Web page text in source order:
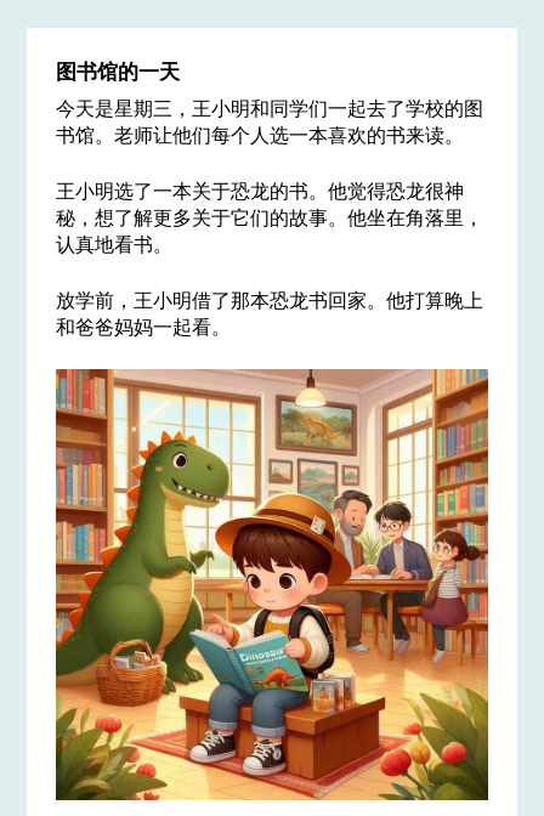
图书馆的一天
今天是星期三，王小明和同学们一起去了学校的图
书馆。老师让他们每个人选一本喜欢的书来读。
王小明选了一本关于恐龙的书。他觉得恐龙很神
秘，想了解更多关于它们的故事。他坐在角落里，
认真地看书。
放学前，王小明借了那本恐龙书回家。他打算晚上
和爸爸妈妈一起看。